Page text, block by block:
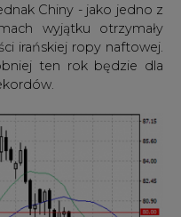
Chiny - jako jedno z
wyjątku otrzymały
irańskiej ropy naftowej.
ten rok będzie dla